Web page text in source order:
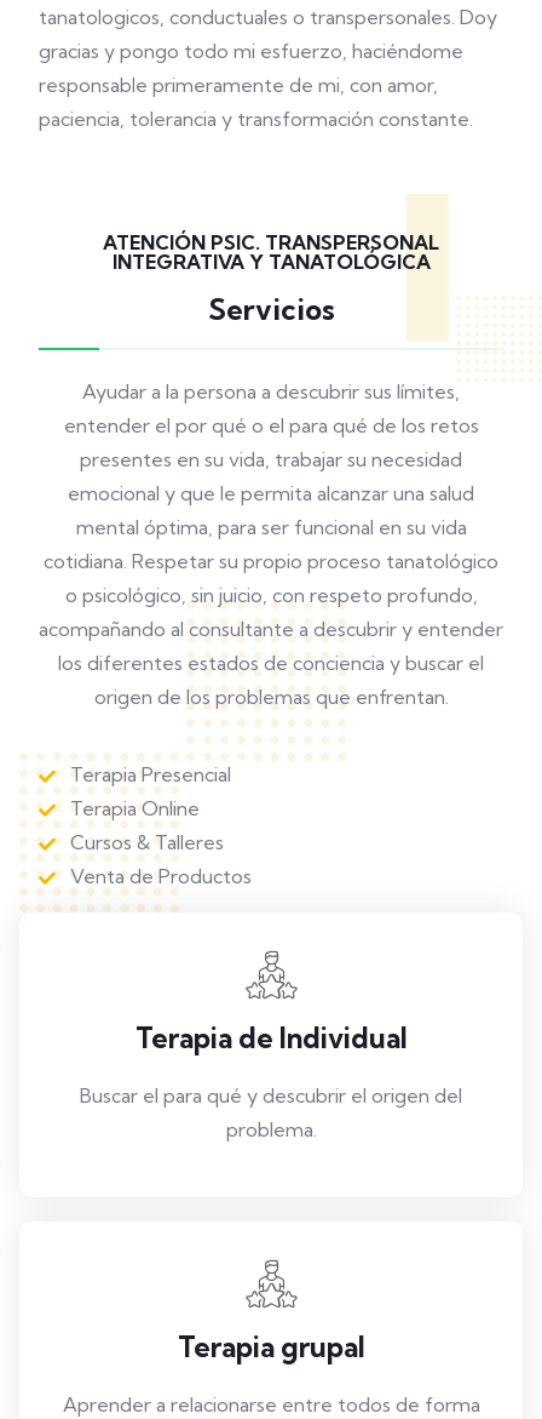
tanatologicos, conductuales o transpersonales. Doy
gracias y pongo todo mi esfuerzo, haciéndome
responsable primeramente de mi, con amor,
paciencia, tolerancia y transformación constante.
ATENCIÓN PSIC. TRANSPERSONAL
INTEGRATIVA Y TANATOLÓGICA
Servicios
Ayudar a la persona a descubrir sus límites,
entender el por qué o el para qué de los retos
presentes en su vida, trabajar su necesidad
emocional y que le permita alcanzar una salud
mental óptima, para ser funcional en su vida
cotidiana. Respetar su propio proceso tanatológico
o psicológico, sin juicio, con respeto profundo,
acompañando al consultante a descubrir y entender
los diferentes estados de conciencia y buscar el
origen de los problemas que enfrentan.
Terapia Presencial
Terapia Online
Cursos & Talleres
Venta de Productos
Terapia de Individual
Buscar el para qué y descubrir el origen del
problema.
Terapia grupal
Aprender a relacionarse entre todos de forma